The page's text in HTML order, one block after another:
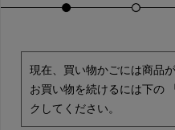
現在、買い物かごには商品
お買い物を続けるには下の
クしてください。